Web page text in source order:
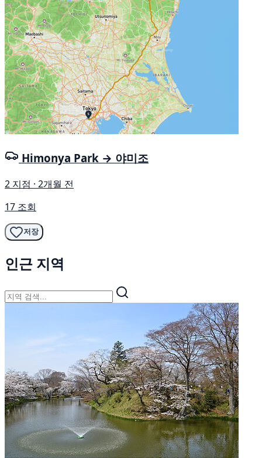
Himonya Park → 야미조
2 지점 · 2개월 전
17 조회
저장
인근 지역